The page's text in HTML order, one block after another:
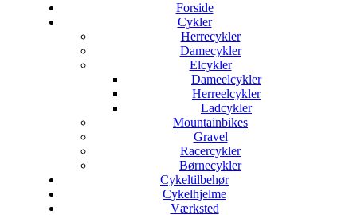
Forside
Cykler
Herrecykler
Damecykler
Elcykler
Dameelcykler
Herreelcykler
Ladcykler
Mountainbikes
Gravel
Racercykler
Børnecykler
Cykeltilbehør
Cykelhjelme
Værksted